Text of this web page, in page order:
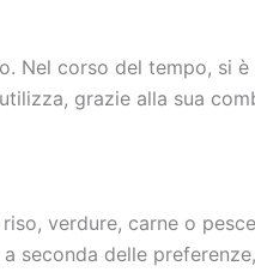
Nel corso del tempo, si
grazie alla sua
verdure, carne o
seconda delle